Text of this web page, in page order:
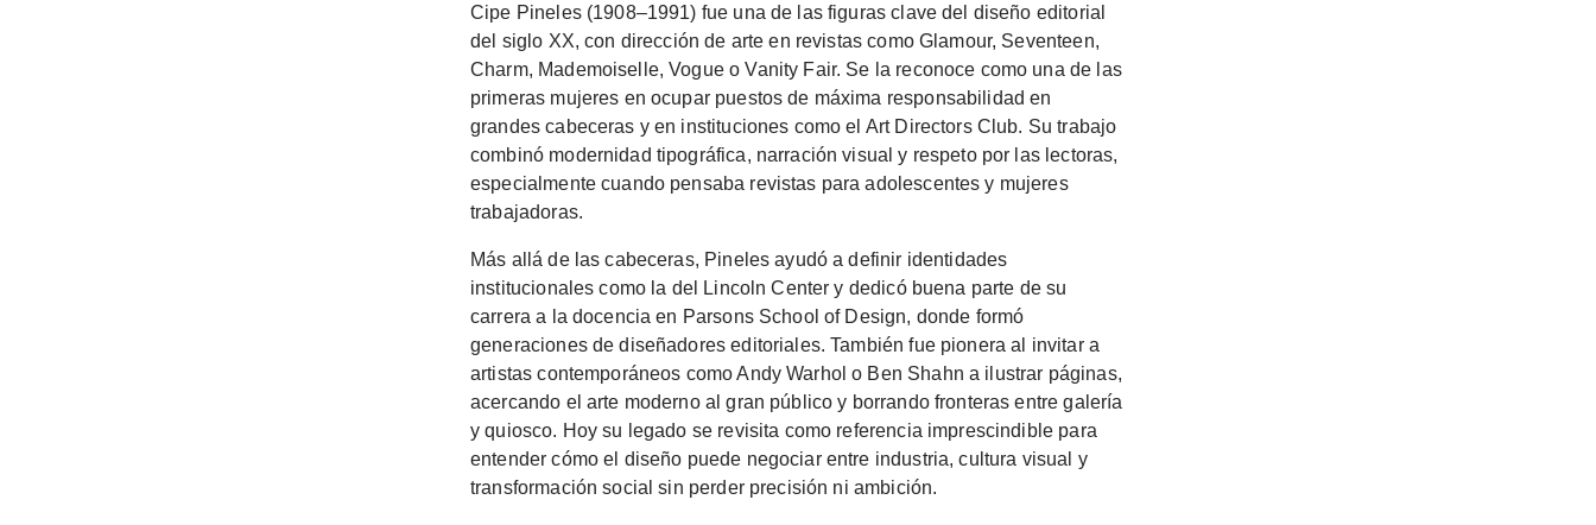
Cipe Pineles (1908–1991) fue una de las figuras clave del diseño editorial
del siglo XX, con dirección de arte en revistas como Glamour, Seventeen,
Charm, Mademoiselle, Vogue o Vanity Fair. Se la reconoce como una de las
primeras mujeres en ocupar puestos de máxima responsabilidad en
grandes cabeceras y en instituciones como el Art Directors Club. Su trabajo
combinó modernidad tipográfica, narración visual y respeto por las lectoras,
especialmente cuando pensaba revistas para adolescentes y mujeres
trabajadoras.
Más allá de las cabeceras, Pineles ayudó a definir identidades
institucionales como la del Lincoln Center y dedicó buena parte de su
carrera a la docencia en Parsons School of Design, donde formó
generaciones de diseñadores editoriales. También fue pionera al invitar a
artistas contemporáneos como Andy Warhol o Ben Shahn a ilustrar páginas,
acercando el arte moderno al gran público y borrando fronteras entre galería
y quiosco. Hoy su legado se revisita como referencia imprescindible para
entender cómo el diseño puede negociar entre industria, cultura visual y
transformación social sin perder precisión ni ambición.